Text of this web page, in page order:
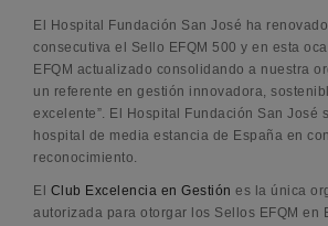
El Hospital Fundación San José ha
consecutiva el Sello EFQM 500 y en esta
EFQM actualizado consolidando a nuestra
un referente en gestión innovadora,
excelente”. El Hospital Fundación San José
hospital de media estancia de España en
reconocimiento.
El Club Excelencia en Gestión es la única
autorizada para otorgar los Sellos EFQM en